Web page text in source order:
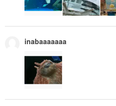
inabaaaaaaa